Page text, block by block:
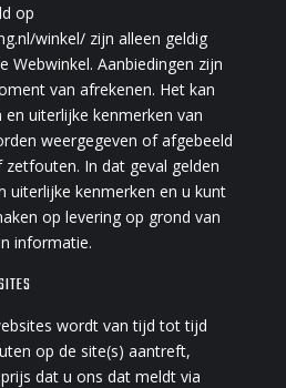
op
winkel/ zijn alleen geldig
Webwinkel. Aanbiedingen zijn
van afrekenen. Het kan
uiterlijke kenmerken van
weergegeven of afgebeeld
In dat geval gelden
uiterlijke kenmerken en u kunt
op levering op grond van
informatie.
wordt van tijd tot tijd
op de site(s) aantreft,
dat u ons dat meldt via